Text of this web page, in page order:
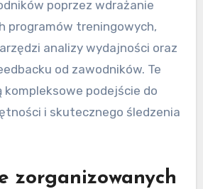
poprzez wdrażanie
programów treningowych,
analizy wydajności oraz
od zawodników. Te
podejście do
i skutecznego śledzenia
zorganizowanych